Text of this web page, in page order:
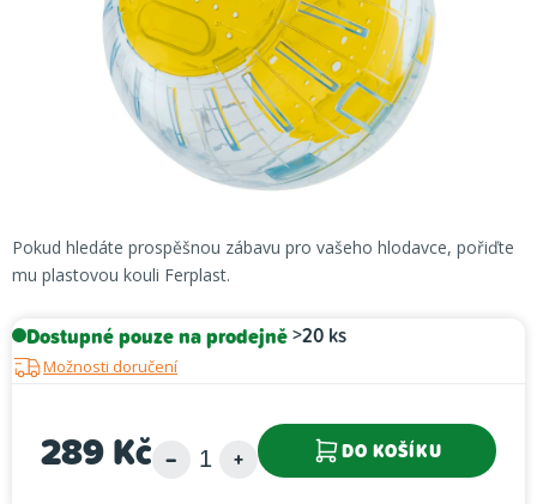
Pokud hledáte prospěšnou zábavu pro vašeho hlodavce, pořiďte
mu plastovou kouli Ferplast.
Dostupné pouze na prodejně>20 ks
Možnosti doručení
289 Kč DO KOŠÍKU